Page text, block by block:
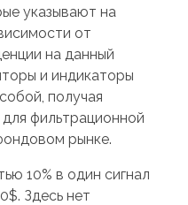
указывают на
от
на данный
и индикаторы
получая
фильтрационной
рынке.
10% в один сигнал
Здесь нет